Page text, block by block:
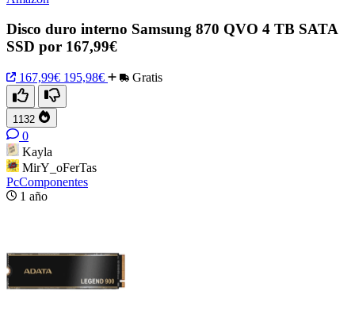
Disco duro interno Samsung 870 QVO 4 TB SATA
SSD por 167,99€
167,99€ 195,98€ Gratis
1132
0
Kayla
MirY_oFerTas
PcComponentes
1 año